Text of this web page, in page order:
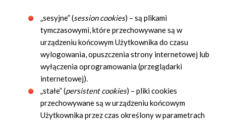
„sesyjne” (session cookies) – są plikami
tymczasowymi, które przechowywane są w
urządzeniu końcowym Użytkownika do czasu
wylogowania, opuszczenia strony internetowej lub
wyłączenia oprogramowania (przeglądarki
internetowej).
„stałe” (persistent cookies) – pliki cookies
przechowywane są w urządzeniu końcowym
Użytkownika przez czas określony w parametrach